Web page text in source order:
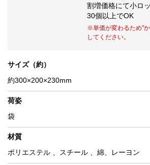
割増価格にて小ロ
30個以上でOK
※単価が変わるため"
してください。
サイズ（約）
約300×200×230mm
荷姿
袋
材質
ポリエステル 、スチール 、綿、レーヨン